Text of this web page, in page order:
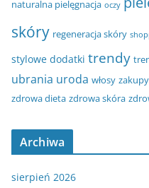
naturalna pielęgnacja oczy
skóry regeneracja skóry
stylowe dodatki trendy
ubrania uroda włosy zakupy
zdrowa dieta zdrowa skóra
Archiwa
sierpień 2026